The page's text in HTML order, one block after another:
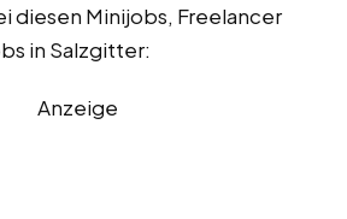
diesen Minijobs, Freelancer
in Salzgitter:
Anzeige